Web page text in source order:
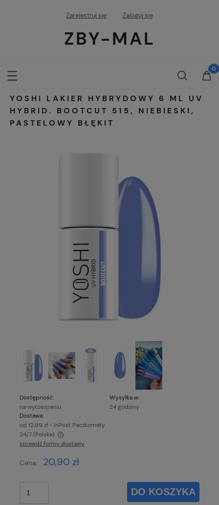
Zarejestruj się Zaloguj się
ZBY-MAL
YOSHI LAKIER HYBRYDOWY 6 ML UV
HYBRID. BOOTCUT 515, NIEBIESKI,
PASTELOWY BŁĘKIT
Dostępność:
na wyczerpaniu
Wysyłka w:
24 godziny
Dostawa:
od 12,99 zł - InPost Paczkomaty
24/7(Polska)
Cena nie zawiera ewentualnych kosztów płatności
sprawdź formy dostawy
Cena: 20,90 zł
DO KOSZYKA